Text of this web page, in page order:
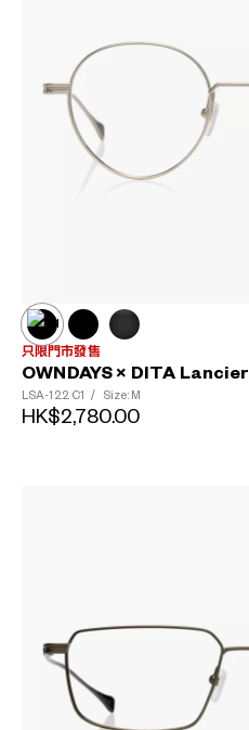
只限門市發售
OWNDAYS × DITA Lancier
LSA-122 C1 / Size: M
HK$2,780.00